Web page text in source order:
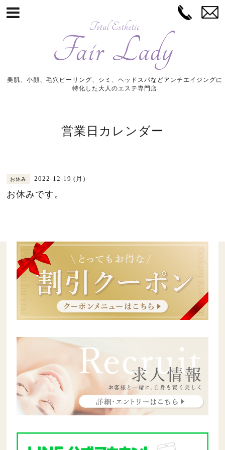
美肌、小顔、毛穴ピーリング、シミ、ヘッドスパなどアンチエイジングに
特化した大人のエステ専門店
営業日カレンダー
お休み 2022-12-19 (月)
お休みです。